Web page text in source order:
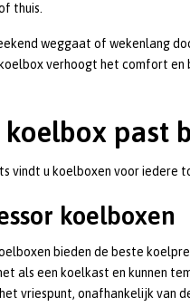
thuis.
weggaat of wekenlang
verhoogt het comfort en
koelbox past
vindt u koelboxen voor iedere
koelboxen
bieden de beste
als een koelkast en kunnen
vriespunt, onafhankelijk van